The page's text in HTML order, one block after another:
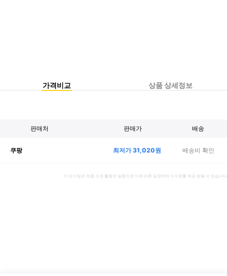
가격비교 상품 상세정보
판매처 판매가 배송
쿠팡 최저가31,020원 배송비 확인
이 포스팅은 제품 소개 활동의 일환으로 이에 따른 일정액의 수수료를 제공 받을 수 있습니다